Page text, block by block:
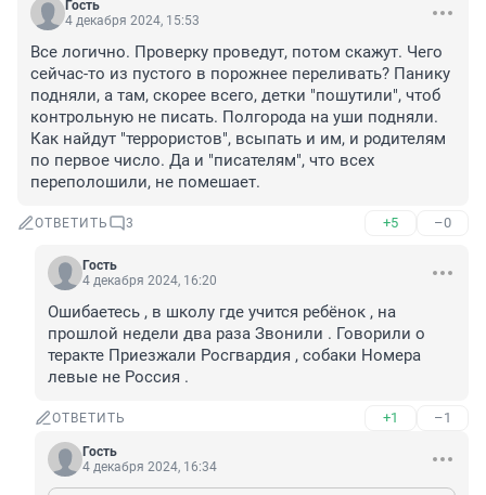
Гость
4 декабря 2024, 15:53
Все логично. Проверку проведут, потом скажут. Чего
сейчас-то из пустого в порожнее переливать? Панику
подняли, а там, скорее всего, детки "пошутили", чтоб
контрольную не писать. Полгорода на уши подняли.
Как найдут "террористов", всыпать и им, и родителям
по первое число. Да и "писателям", что всех
переполошили, не помешает.
ОТВЕТИТЬ 3 +5 –0
Гость
4 декабря 2024, 16:20
Ошибаетесь , в школу где учится ребёнок , на
прошлой недели два раза Звонили . Говорили о
теракте Приезжали Росгвардия , собаки Номера
левые не Россия .
ОТВЕТИТЬ +1 –1
Гость
4 декабря 2024, 16:34